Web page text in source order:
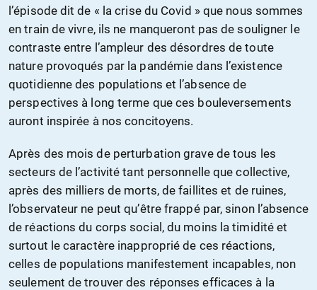
l’épisode dit de « la crise du Covid » que nous sommes
en train de vivre, ils ne manqueront pas de souligner le
contraste entre l’ampleur des désordres de toute
nature provoqués par la pandémie dans l’existence
quotidienne des populations et l’absence de
perspectives à long terme que ces bouleversements
auront inspirée à nos concitoyens.
Après des mois de perturbation grave de tous les
secteurs de l’activité tant personnelle que collective,
après des milliers de morts, de faillites et de ruines,
l’observateur ne peut qu’être frappé par, sinon l’absence
de réactions du corps social, du moins la timidité et
surtout le caractère inapproprié de ces réactions,
celles de populations manifestement incapables, non
seulement de trouver des réponses efficaces à la